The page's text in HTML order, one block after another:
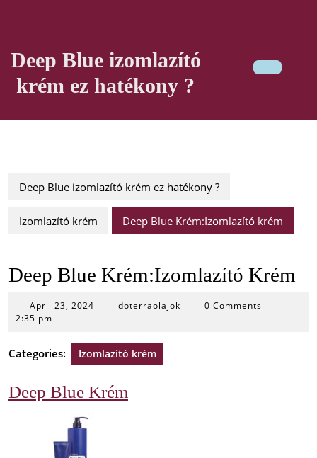
Deep Blue izomlazító
krém ez hatékony ?
Deep Blue izomlazító krém ez hatékony ?
Izomlazító krém Deep Blue Krém:Izomlazító krém
Deep Blue Krém:Izomlazító Krém
April 23, 2024 doterraolajok
0 Comments
2:35 pm
Categories: Izomlazító krém
Deep Blue Krém